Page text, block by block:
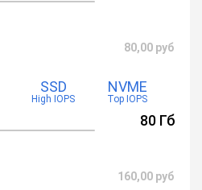
SSD
High IOPS
NVME
Top IOPS
80 Гб
80,00 руб
160,00 руб